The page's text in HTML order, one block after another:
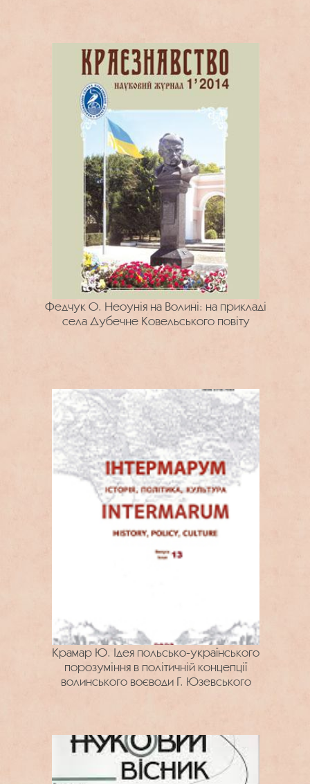
Федчук О. Неоунія на Волині: на прикладі
села Дубечне Ковельського повіту
Крамар Ю. Ідея польсько-українського
порозуміння в політичній концепції
волинського воєводи Г. Юзевського